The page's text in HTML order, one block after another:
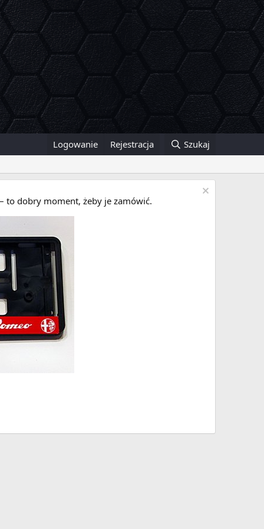
Logowanie Rejestracja Szukaj
to dobry moment, żeby je zamówić.